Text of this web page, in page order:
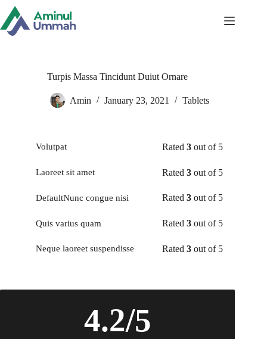
Skip
content
Turpis Massa Tincidunt Duiut Ornare
Amin January 23, 2021 Tablets
Volutpat Rated3 out of 5
Laoreet sit amet Rated3 out of 5
DefaultNunc congue nisi Rated3 out of 5
Quis varius quam Rated3 out of 5
Neque laoreet suspendisse Rated3 out of 5
4.2/5